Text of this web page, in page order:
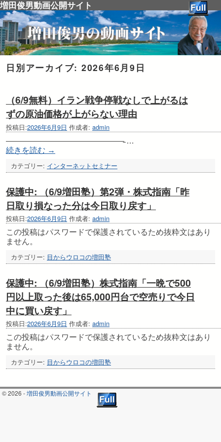
増田俊男動画公開サイト
日別アーカイブ: 2026年6月9日
（6/9無料）イラン戦争停戦なしで上がるは
ずの原油価格が上がらない理由
投稿日:2026年6月9日 作成者: admin
———————————————̵ …
続きを読む →
カテゴリー: インターネットセミナー
保護中: （6/9増田塾）第2弾・株式指南「昨
日取り損なった分は今日取り戻す」
投稿日:2026年6月9日 作成者: admin
この投稿はパスワードで保護されているため抜粋文はあり
ません。
カテゴリー: 目からウロコの増田塾
保護中: （6/9増田塾）株式指南「一晩で500
円以上取った後は65,000円台で空売りで今日
中に買い戻す」
投稿日:2026年6月9日 作成者: admin
この投稿はパスワードで保護されているため抜粋文はあり
ません。
カテゴリー: 目からウロコの増田塾
© 2026 -増田俊男動画公開サイト